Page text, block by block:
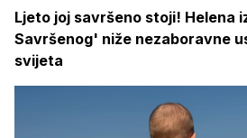
Ljeto joj savršeno stoji! Helena
Savršenog' niže nezaboravne
svijeta